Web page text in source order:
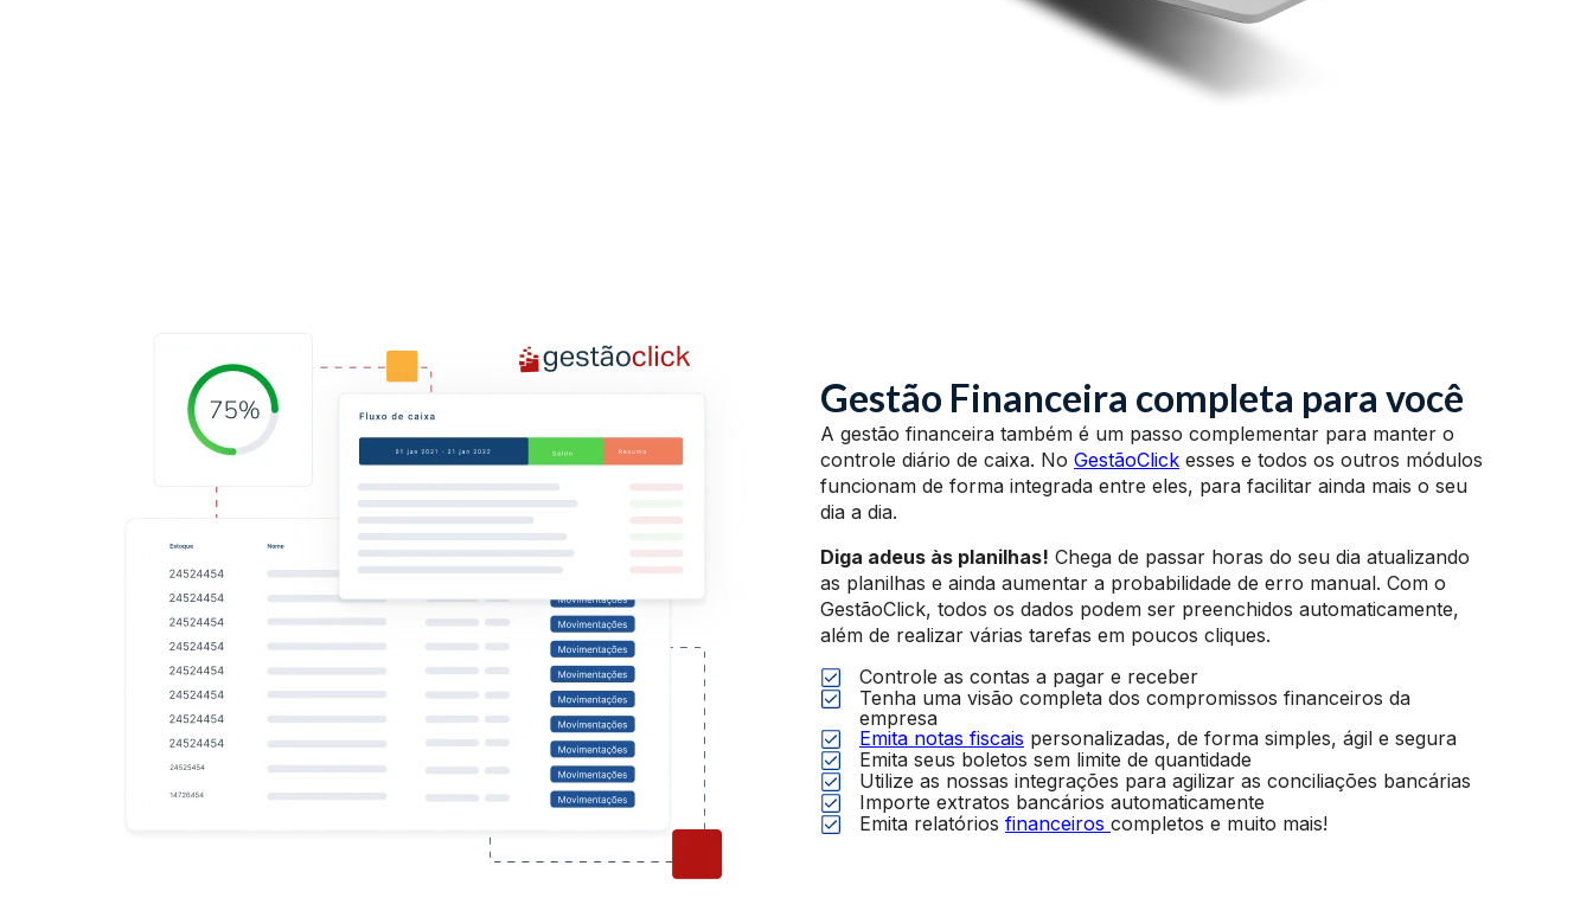
Gestão Financeira completa para você
A gestão financeira também é um passo complementar para manter o
controle diário de caixa. No GestãoClick esses e todos os outros módulos
funcionam de forma integrada entre eles, para facilitar ainda mais o seu
dia a dia.
Diga adeus às planilhas! Chega de passar horas do seu dia atualizando
as planilhas e ainda aumentar a probabilidade de erro manual. Com o
GestãoClick, todos os dados podem ser preenchidos automaticamente,
além de realizar várias tarefas em poucos cliques.
Controle as contas a pagar e receber
Tenha uma visão completa dos compromissos financeiros da
empresa
Emita notas fiscais personalizadas, de forma simples, ágil e segura
Emita seus boletos sem limite de quantidade
Utilize as nossas integrações para agilizar as conciliações bancárias
Importe extratos bancários automaticamente
Emita relatórios financeiros completos e muito mais!